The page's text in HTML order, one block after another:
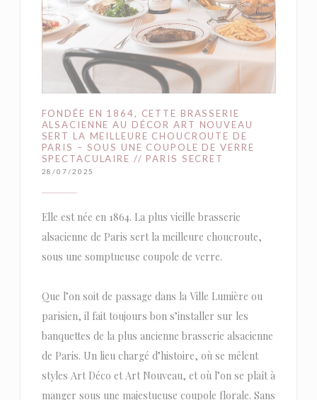
FONDÉE EN 1864, CETTE BRASSERIE
ALSACIENNE AU DÉCOR ART NOUVEAU
SERT LA MEILLEURE CHOUCROUTE DE
PARIS – SOUS UNE COUPOLE DE VERRE
SPECTACULAIRE // PARIS SECRET
28/07/2025
Elle est née en 1864. La plus vieille brasserie
alsacienne de Paris sert la meilleure choucroute,
sous une somptueuse coupole de verre.
Que l’on soit de passage dans la Ville Lumière ou
parisien, il fait toujours bon s’installer sur les
banquettes de la plus ancienne brasserie alsacienne
de Paris. Un lieu chargé d’histoire, où se mêlent
styles Art Déco et Art Nouveau, et où l’on se plaît à
manger sous une majestueuse coupole florale. Sans